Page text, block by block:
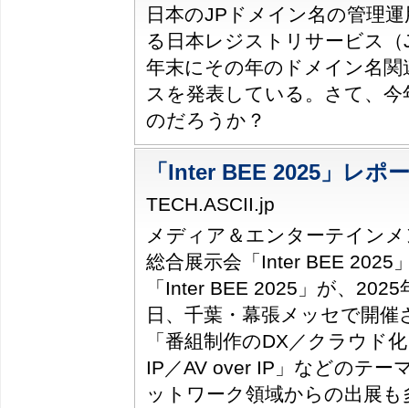
日本のJPドメイン名の管理
る日本レジストリサービス（
年末にその年のドメイン名関
スを発表している。さて、
のだろうか？
「Inter BEE 2025」レポ
TECH.ASCII.jp
メディア＆エンターテイン
総合展示会「Inter BEE 2025
「Inter BEE 2025」が、
日、千葉・幕張メッセで開催
「番組制作のDX／クラウド
IP／AV over IP」などのテー
ットワーク領域からの出展も